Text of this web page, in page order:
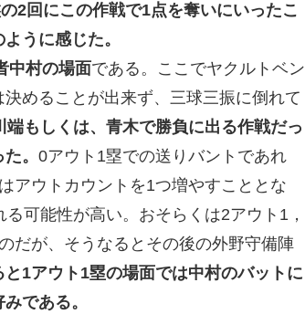
2回にこの作戦で1点を奪いにいったこ
うに感じた。
中村の場面である。ここでヤクルトベン
めることが出来ず、三球三振に倒れて
もしくは、青木で勝負に出る作戦だっ
。 0アウト1塁での送りバントであれ
アウトカウントを1つ増やすこととな
可能性が高い。おそらくは2アウト1，
だが、そうなるとその後の外野守備陣
1アウト1塁の場面では中村のバットに
である。